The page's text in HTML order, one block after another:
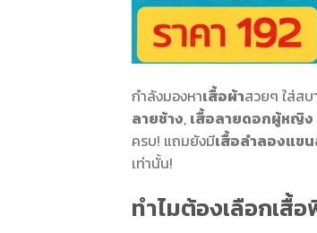
กำลังมองหาเสื้อผ้าสวยๆ ใส่ส
ลายช้าง, เสื้อลายดอกผู้หญิง
ครบ! แถมยังมีเสื้อลำลองแข
เท่านั้น!
ทำไมต้องเลือกเสื้